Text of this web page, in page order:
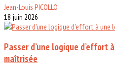
Jean-Louis PICOLLO
18 juin 2026
Passer d’une logique d’effort
maîtrisée